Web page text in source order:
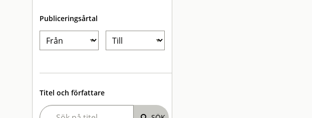
Publiceringsårtal
Titel och författare